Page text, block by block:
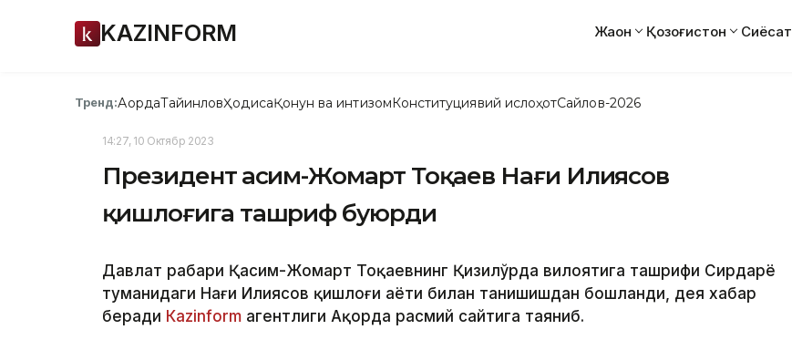
KAZINFORM Жаҳон Қозоғистон Сиёсат
Тренд:АқордаТайинловҲодисаҚонун ва интизомКонституциявий ислоҳотСайлов-2026
14:27, 10 Октябр 2023
Президент Қасим-Жомарт Тоқаев Нағи Илиясов
қишлоғига ташриф буюрди
Давлат раҳбари Қасим-Жомарт Тоқаевнинг Қизилўрда вилоятига ташрифи Сирдарё
туманидаги Нағи Илиясов қишлоғи ҳаёти билан танишишдан бошланди, дея хабар
беради Кazinform агентлиги Ақорда расмий сайтига таяниб.